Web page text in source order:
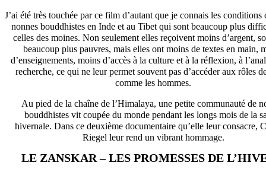
J’ai été très touchée par ce film d’autant que je connais les conditions
nonnes bouddhistes en Inde et au Tibet qui sont beaucoup plus
celles des moines. Non seulement elles reçoivent moins d’argent,
beaucoup plus pauvres, mais elles ont moins de textes en main,
d’enseignements, moins d’accès à la culture et à la réflexion, à
recherche, ce qui ne leur permet souvent pas d’accéder aux rôles
comme les hommes.
Au pied de la chaîne de l’Himalaya, une petite communauté de
bouddhistes vit coupée du monde pendant les longs mois de la
hivernale. Dans ce deuxième documentaire qu’elle leur consacre,
Riegel leur rend un vibrant hommage.
LE ZANSKAR – LES PROMESSES DE